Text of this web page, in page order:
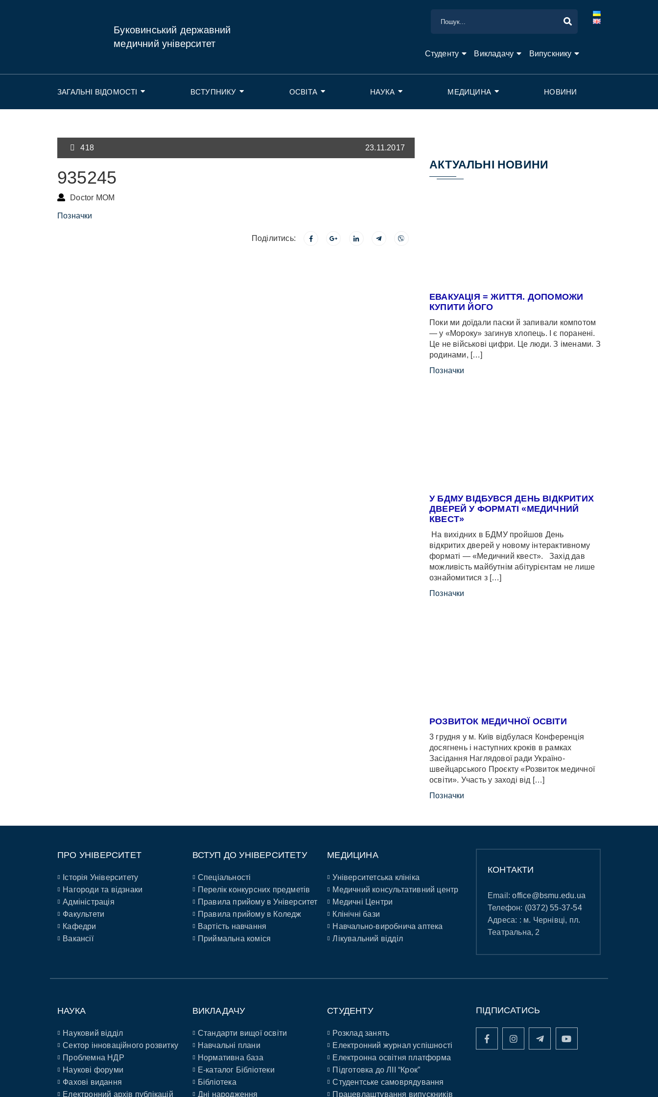
Буковинський державний
медичний університет
Студенту Викладачу Випускнику
ЗАГАЛЬНІ ВІДОМОСТІ ВСТУПНИКУ ОСВІТА НАУКА МЕДИЦИНА НОВИНИ
418 23.11.2017
935245
Doctor MOM
Позначки
Поділитись:
АКТУАЛЬНІ НОВИНИ
ЕВАКУАЦІЯ = ЖИТТЯ. ДОПОМОЖИ
КУПИТИ ЙОГО
Поки ми доїдали паски й запивали компотом
— у «Мороку» загинув хлопець. І є поранені.
Це не військові цифри. Це люди. З іменами. З
родинами, […]
Позначки
У БДМУ ВІДБУВСЯ ДЕНЬ ВІДКРИТИХ
ДВЕРЕЙ У ФОРМАТІ «МЕДИЧНИЙ
КВЕСТ»
На вихідних в БДМУ пройшов День
відкритих дверей у новому інтерактивному
форматі — «Медичний квест». Захід дав
можливість майбутнім абітурієнтам не лише
ознайомитися з […]
Позначки
РОЗВИТОК МЕДИЧНОЇ ОСВІТИ
3 грудня у м. Київ відбулася Конференція
досягнень і наступних кроків в рамках
Засідання Наглядової ради Україно-
швейцарського Проєкту «Розвиток медичної
освіти». Участь у заході від […]
Позначки
ПРО УНІВЕРСИТЕТ
Історія Університету
Нагороди та відзнаки
Адміністрація
Факультети
Кафедри
Вакансії
ВСТУП ДО УНІВЕРСИТЕТУ
Спеціальності
Перелік конкурсних предметів
Правила прийому в Університет
Правила прийому в Коледж
Вартість навчання
Приймальна коміся
МЕДИЦИНА
Університетська клініка
Медичний консультативний центр
Медичні Центри
Клінічні бази
Навчально-виробнича аптека
Лікувальний відділ
КОНТАКТИ
Email:office@bsmu.edu.ua
Телефон: (0372) 55-37-54
Адреса: : м. Чернівці, пл.
Театральна, 2
НАУКА
Науковий відділ
Сектор інноваційного розвитку
Проблемна НДР
Наукові форуми
Фахові видання
Електронний архів публікацій
ВИКЛАДАЧУ
Стандарти вищої освіти
Навчальні плани
Нормативна база
E-каталог Бібліотеки
Бібліотека
Дні народження
СТУДЕНТУ
Розклад занять
Електронний журнал успішності
Електронна освітня платформа
Підготовка до ЛІІ “Крок”
Студентське самоврядування
Працевлаштування випускників
ПІДПИСАТИСЬ